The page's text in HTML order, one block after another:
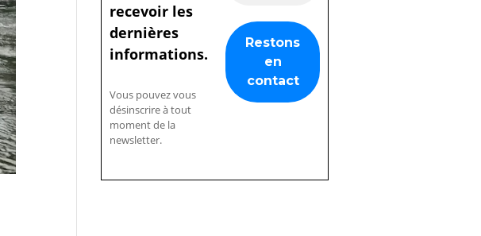
recevoir les
dernières
informations.
Vous pouvez vous
désinscrire à tout
moment de la
newsletter.